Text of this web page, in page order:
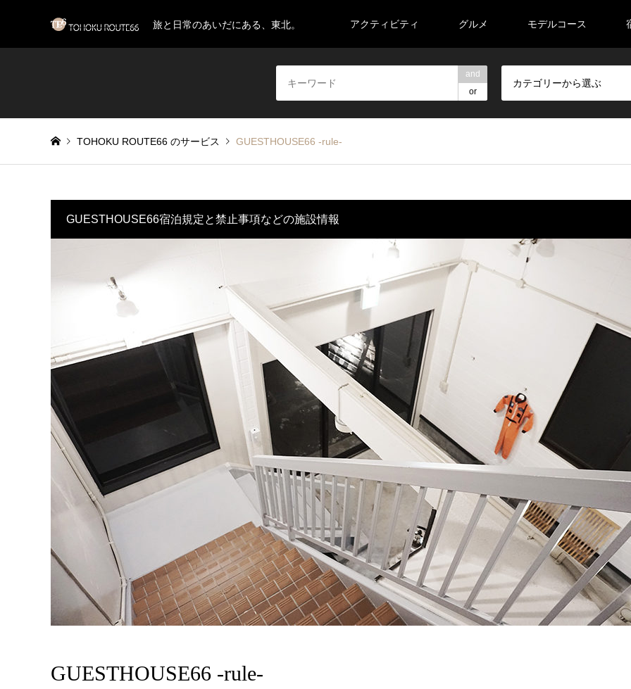
旅と日常のあいだにある、東北。 アクティビティ グルメ モデルコース
and
or
カテゴリーから選ぶ
TOHOKU ROUTE66 のサービス GUESTHOUSE66 -rule-
GUESTHOUSE66宿泊規定と禁止事項などの施設情報
GUESTHOUSE66 -rule-